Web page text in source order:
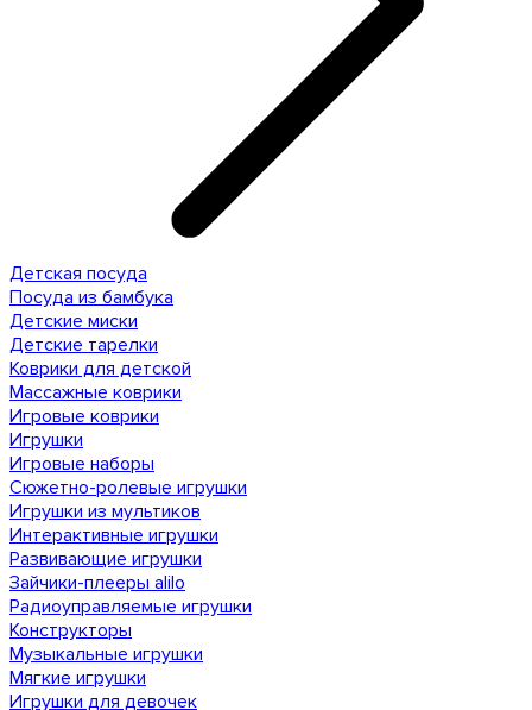
Детская посуда
Посуда из бамбука
Детские миски
Детские тарелки
Коврики для детской
Массажные коврики
Игровые коврики
Игрушки
Игровые наборы
Сюжетно-ролевые игрушки
Игрушки из мультиков
Интерактивные игрушки
Развивающие игрушки
Зайчики-плееры alilo
Радиоуправляемые игрушки
Конструкторы
Музыкальные игрушки
Мягкие игрушки
Игрушки для девочек